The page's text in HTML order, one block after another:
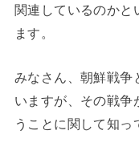
関連しているのかと
ます。
みなさん、朝鮮戦争
いますが、その戦争
うことに関して知っ